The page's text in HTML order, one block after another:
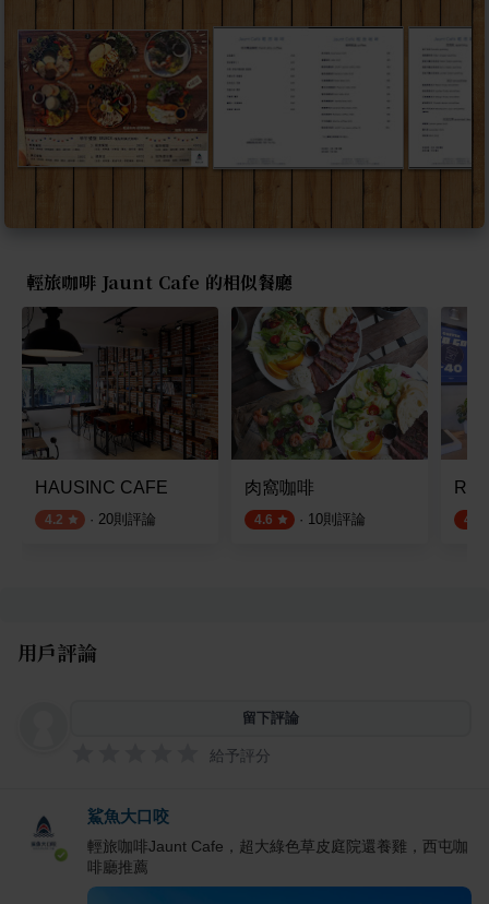
輕旅咖啡 Jaunt Cafe 的相似餐廳
HAUSINC CAFE
4.2 · 20則評論
肉窩咖啡
4.6 · 10則評論 4.8
用戶評論
留下評論
給予評分
鯊魚大口咬
輕旅咖啡Jaunt Cafe，超大綠色草皮庭院還養雞，西屯咖
啡廳推薦